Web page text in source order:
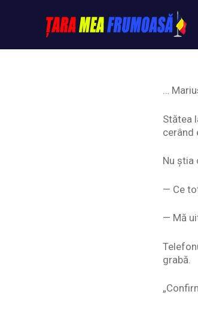
Tarameafrumoasa
…
Stătea
cerând
Nu știa
— Ce
— Mă
grabă.